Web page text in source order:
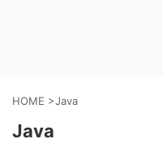
HOME >Java
Java